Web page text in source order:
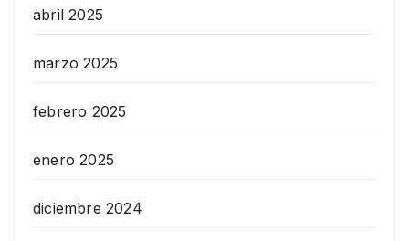
abril 2025
marzo 2025
febrero 2025
enero 2025
diciembre 2024